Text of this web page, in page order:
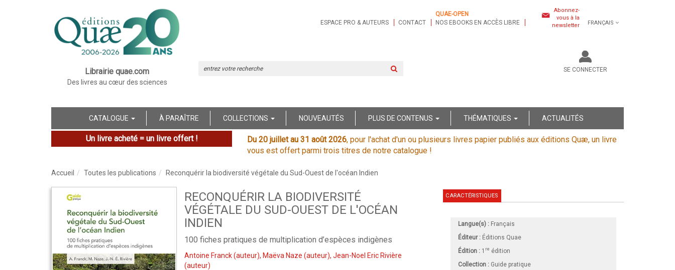
Librairie quae.com
Des livres au cœur des sciences
ESPACE PRO & AUTEURS CONTACT
QUAE-OPEN
NOS EBOOKS EN ACCÈS LIBRE
Abonnez-
vous à la
newsletter
FRANÇAIS
SE CONNECTER
CATALOGUE À PARAÎTRE COLLECTIONS NOUVEAUTÉS PLUS DE CONTENUS THÉMATIQUES ACTUALITÉS
Un livre acheté = un livre offert ! Du 20 juillet au 31 août 2026, pour l'achat d'un ou plusieurs livres papier publiés aux éditions Quæ, un livre
vous est offert parmi trois titres de notre catalogue !
Accueil Toutes les publications Reconquérir la biodiversité végétale du Sud-Ouest de l'océan Indien
RECONQUÉRIR LA BIODIVERSITÉ
VÉGÉTALE DU SUD-OUEST DE L'OCÉAN
INDIEN
100 fiches pratiques de multiplication d’espèces indigènes
Antoine Franck(auteur), Maëva Naze (auteur), Jean-Noel Eric Rivière
(auteur)
CARACTÉRISTIQUES
Langue(s) : Français
Éditeur : Éditions Quae
Édition : 1 re édition
Collection : Guide pratique